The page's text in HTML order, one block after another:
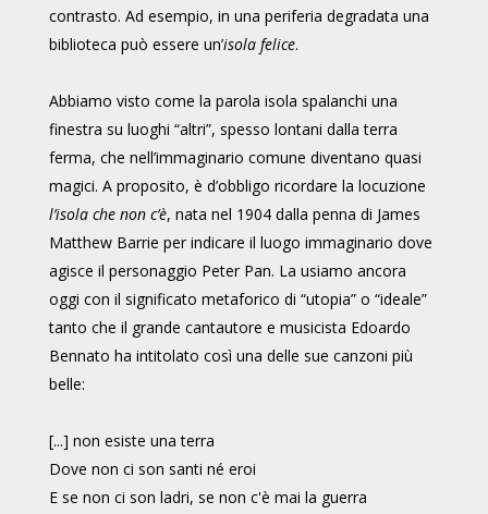
contrasto. Ad esempio, in una periferia degradata una
biblioteca può essere un’isola felice.
Abbiamo visto come la parola isola spalanchi una
finestra su luoghi “altri”, spesso lontani dalla terra
ferma, che nell’immaginario comune diventano quasi
magici. A proposito, è d’obbligo ricordare la locuzione
l’isola che non c’è, nata nel 1904 dalla penna di James
Matthew Barrie per indicare il luogo immaginario dove
agisce il personaggio Peter Pan. La usiamo ancora
oggi con il significato metaforico di “utopia” o “ideale”
tanto che il grande cantautore e musicista Edoardo
Bennato ha intitolato così una delle sue canzoni più
belle:
[...] non esiste una terra
Dove non ci son santi né eroi
E se non ci son ladri, se non c'è mai la guerra